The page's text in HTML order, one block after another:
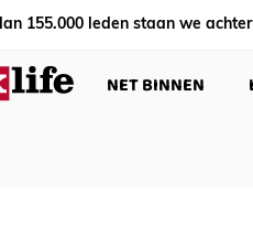
155.000 leden staan we
NET BINNEN